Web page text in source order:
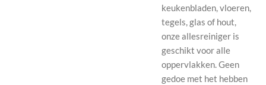
keukenbladen, vloeren,
tegels, glas of hout,
onze allesreiniger is
geschikt voor alle
oppervlakken. Geen
gedoe met het hebben